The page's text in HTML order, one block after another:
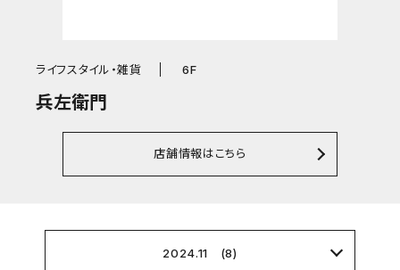
ライフスタイル・雑貨 6F
兵左衛門
店舗情報はこちら
2024.11 (8)